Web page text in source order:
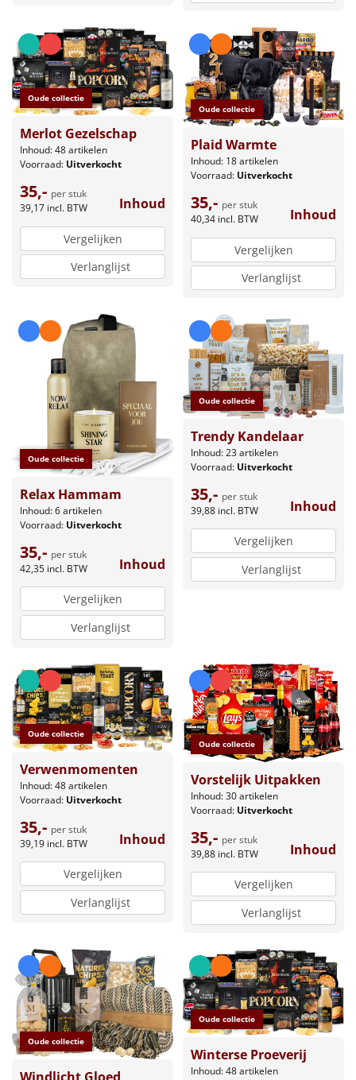
Oude collectie
Merlot Gezelschap
Inhoud: 48 artikelen
Voorraad: Uitverkocht
35,- per stuk
39,17 incl. BTW Inhoud
Vergelijken
Verlanglijst
Oude collectie
Plaid Warmte
Inhoud: 18 artikelen
Voorraad: Uitverkocht
35,- per stuk
40,34 incl. BTW Inhoud
Vergelijken
Verlanglijst
Oude collectie
Relax Hammam
Inhoud: 6 artikelen
Voorraad: Uitverkocht
35,- per stuk
42,35 incl. BTW Inhoud
Vergelijken
Verlanglijst
Oude collectie
Trendy Kandelaar
Inhoud: 23 artikelen
Voorraad: Uitverkocht
35,- per stuk
39,88 incl. BTW Inhoud
Vergelijken
Verlanglijst
Oude collectie
Verwenmomenten
Inhoud: 48 artikelen
Voorraad: Uitverkocht
35,- per stuk
39,19 incl. BTW Inhoud
Vergelijken
Verlanglijst
Oude collectie
Vorstelijk Uitpakken
Inhoud: 30 artikelen
Voorraad: Uitverkocht
35,- per stuk
39,88 incl. BTW Inhoud
Vergelijken
Verlanglijst
Oude collectie
Oude collectie
Winterse Proeverij
Inhoud: 48 artikelen